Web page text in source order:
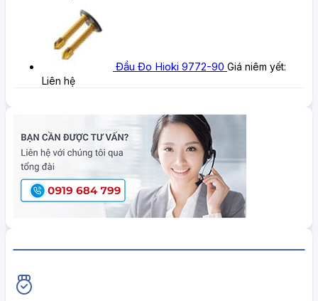
Đầu Đo Hioki 9772-90 Giá niêm yết:
Liên hệ